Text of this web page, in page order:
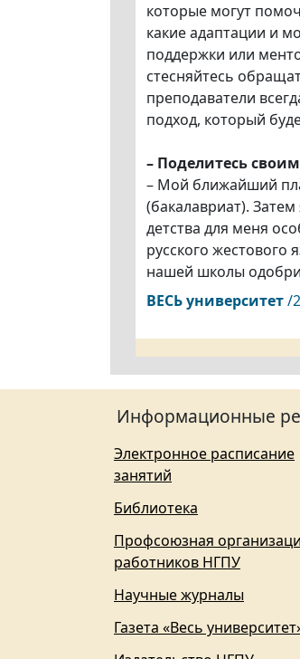
которые могут
какие адаптации и
поддержки или
стесняйтесь
преподаватели
подход, который
– Поделитесь
– Мой ближайший
(бакалавриат).
детства для меня
русского жестового
нашей школы
ВЕСЬуниверситет/
Информационные
Электронное расписание
занятий
Библиотека
Профсоюзная
работников НГПУ
Научные журналы
Газета «Весь